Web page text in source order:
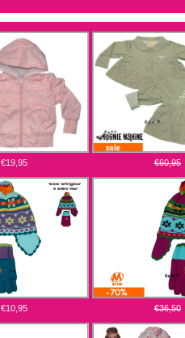
€19,95 €60,95
€10,95 €36,50